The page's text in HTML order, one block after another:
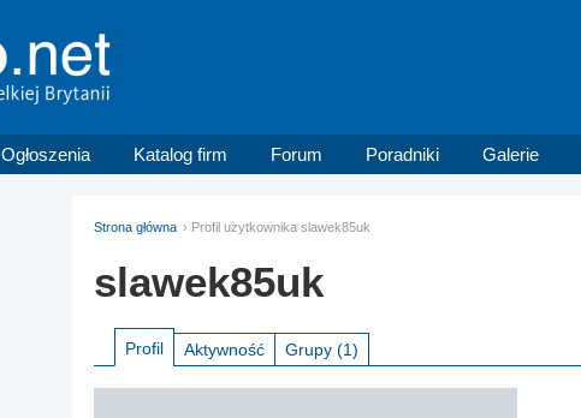
Ogłoszenia Katalog firm Forum Poradniki Galerie
Strona główna Profil użytkownika slawek85uk
slawek85uk
Profil Aktywność Grupy (1)